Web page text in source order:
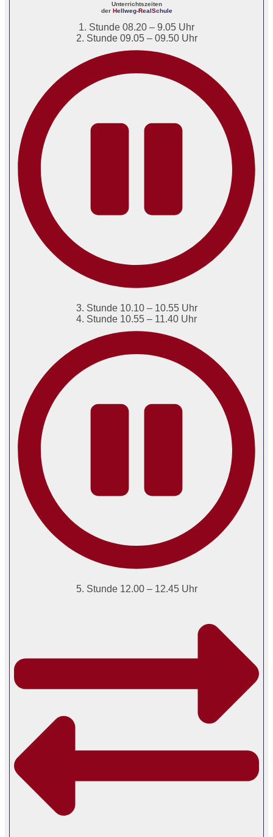
Unterrichtszeiten
der Hellweg-RealSchule
1. Stunde 08.20 – 9.05 Uhr
2. Stunde 09.05 – 09.50 Uhr
3. Stunde 10.10 – 10.55 Uhr
4. Stunde 10.55 – 11.40 Uhr
5. Stunde 12.00 – 12.45 Uhr